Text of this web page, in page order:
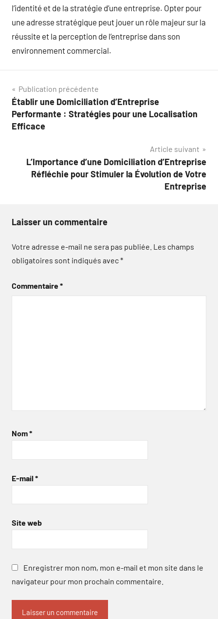
l’identité et de la stratégie d’une entreprise. Opter pour
une adresse stratégique peut jouer un rôle majeur sur la
réussite et la perception de l’entreprise dans son
environnement commercial.
Navigation
de
l’article
Publication précédente
Établir une Domiciliation d’Entreprise
Performante : Stratégies pour une Localisation
Efficace
Article suivant
L’Importance d’une Domiciliation d’Entreprise
Réfléchie pour Stimuler la Évolution de Votre
Entreprise
Laisser un commentaire
Votre adresse e-mail ne sera pas publiée. Les champs
obligatoires sont indiqués avec*
Commentaire*
Nom*
E-mail *
Site web
Enregistrer mon nom, mon e-mail et mon site dans le
navigateur pour mon prochain commentaire.